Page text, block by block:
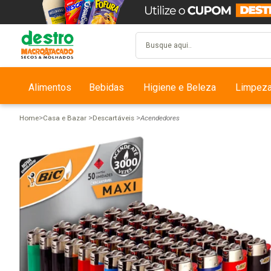
Alimentos Bebidas Higiene e Beleza
Home Casa e Bazar Descartáveis Acendedores